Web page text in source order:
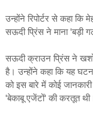
उन्होंने रिपोर्टर से कहा कि
सऊदी प्रिंस ने माना 'बड़ी
सऊदी क्राउन प्रिंस ने
है। उन्होंने कहा कि यह
को इस बारे में कोई
'बेकाबू एजेंटों' की करतूत